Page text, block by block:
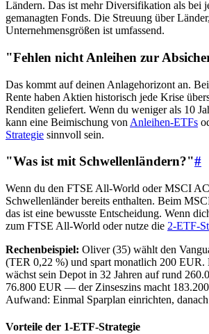
Ländern. Das ist mehr Diversifikation als bei
gemanagten Fonds. Die Streuung über
Unternehmensgrößen ist umfassend.
"Fehlen nicht Anleihen zur
Das kommt auf deinen Anlagehorizont an.
Rente haben Aktien historisch jede Krise
Renditen geliefert. Wenn du weniger als 10
kann eine Beimischung von Anleihen-ETFs
Strategie sinnvoll sein.
"Was ist mit Schwellenländern?"#
Wenn du den FTSE All-World oder MSCI
Schwellenländer bereits enthalten. Beim
das ist eine bewusste Entscheidung. Wenn
zum FTSE All-World oder nutze die 2-ETF-
Rechenbeispiel: Oliver (35) wählt den
(TER 0,22 %) und spart monatlich 200 EUR.
wächst sein Depot in 32 Jahren auf rund
76.800 EUR — der Zinseszins macht
Aufwand: Einmal Sparplan einrichten,
Vorteile der 1-ETF-Strategie